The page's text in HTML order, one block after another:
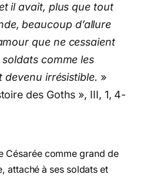
il avait, plus que tout
beaucoup d’allure
que ne cessaient
comme les
devenu irrésistible. »
des Goths », III, 1, 4-
Césarée comme grand de
attaché à ses soldats et